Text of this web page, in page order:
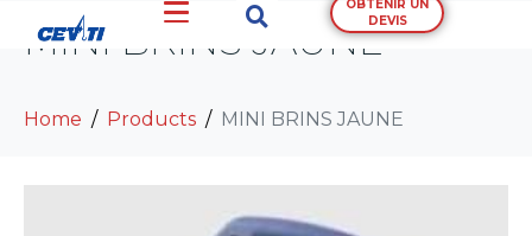
OBTENIR UN
DEVIS
MINI BRINS JAUNE
Home Products MINI BRINS JAUNE